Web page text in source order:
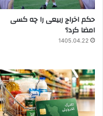
حکم اخراج ربیعی را چه کسی
امضا کرد؟
1405.04.22